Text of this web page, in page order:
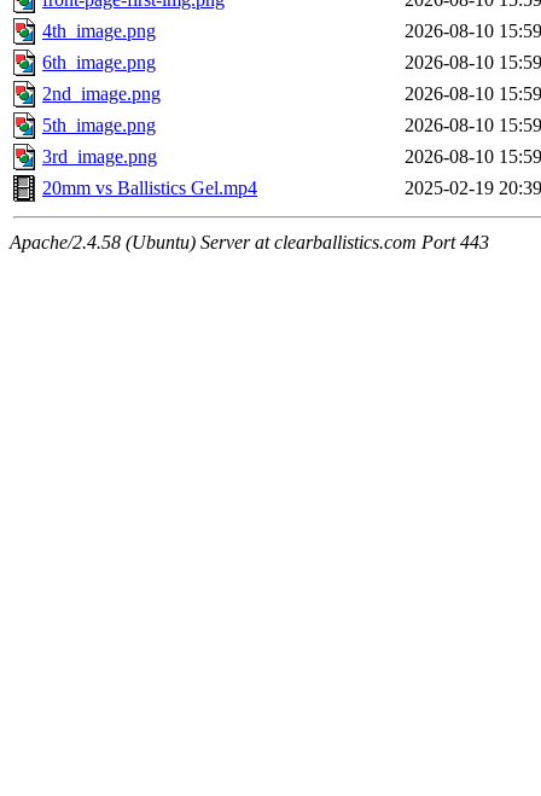
4th_image.png
2026-08-10 15:59
6th_image.png
2026-08-10 15:59
2nd_image.png
2026-08-10 15:59
5th_image.png
2026-08-10 15:59
3rd_image.png
2026-08-10 15:59
20mm vs Ballistics Gel.mp4
2025-02-19 20:39
Apache/2.4.58 (Ubuntu) Server at clearballistics.com Port 443